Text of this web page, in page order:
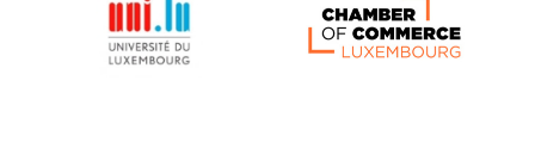
Lucas Papademos
Máire Geoghegan-Quinn